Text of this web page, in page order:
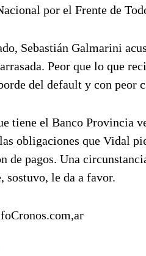
por el Frente de
Sebastián Galmarini
Peor que lo que
del default y con peor
tiene el Banco Provincia
obligaciones que Vidal
de pagos. Una
sostuvo, le da a favor.